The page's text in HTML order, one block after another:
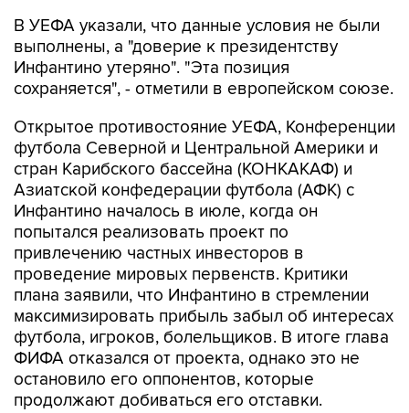
В УЕФА указали, что данные условия не были
выполнены, а "доверие к президентству
Инфантино утеряно". "Эта позиция
сохраняется", - отметили в европейском союзе.
Открытое противостояние УЕФА, Конференции
футбола Северной и Центральной Америки и
стран Карибского бассейна (КОНКАКАФ) и
Азиатской конфедерации футбола (АФК) с
Инфантино началось в июле, когда он
попытался реализовать проект по
привлечению частных инвесторов в
проведение мировых первенств. Критики
плана заявили, что Инфантино в стремлении
максимизировать прибыль забыл об интересах
футбола, игроков, болельщиков. В итоге глава
ФИФА отказался от проекта, однако это не
остановило его оппонентов, которые
продолжают добиваться его отставки.